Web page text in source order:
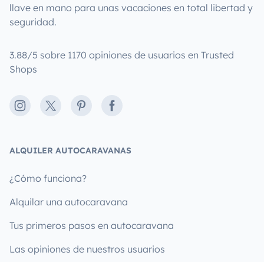
llave en mano para unas vacaciones en total libertad y
seguridad.
3.88/5 sobre 1170 opiniones de usuarios en Trusted
Shops
Instagram
X PinterestFacebook
ALQUILER AUTOCARAVANAS
¿Cómo funciona?
Alquilar una autocaravana
Tus primeros pasos en autocaravana
Las opiniones de nuestros usuarios